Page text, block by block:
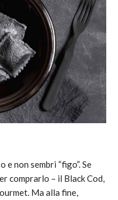
e non sembri “figo”. Se
comprarlo – il Black Cod,
Ma alla fine,